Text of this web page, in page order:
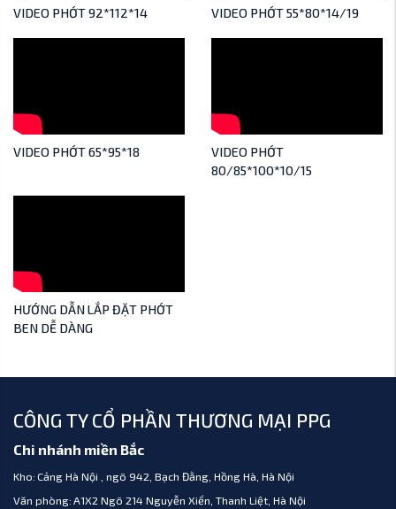
VIDEO PHỚT 92*112*14 VIDEO PHỚT 55*80*14/19
VIDEO PHỚT 65*95*18
VIDEO PHỚT
80/85*100*10/15
HƯỚNG DẪN LẮP ĐẶT PHỚT
BEN DỄ DÀNG
CÔNG TY CỔ PHẦN THƯƠNG MẠI PPG
Chi nhánh miền Bắc
Kho: Cảng Hà Nội , ngõ 942, Bạch Đằng, Hồng Hà, Hà Nội
Văn phòng: A1X2 Ngõ 214 Nguyễn Xiển, Thanh Liệt, Hà Nội